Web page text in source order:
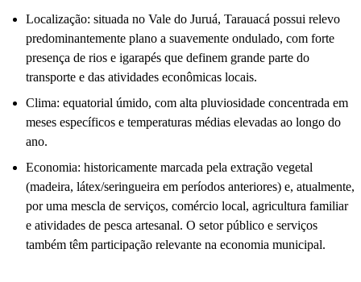
Localização: situada no Vale do Juruá, Tarauacá possui relevo
predominantemente plano a suavemente ondulado, com forte
presença de rios e igarapés que definem grande parte do
transporte e das atividades econômicas locais.
Clima: equatorial úmido, com alta pluviosidade concentrada em
meses específicos e temperaturas médias elevadas ao longo do
ano.
Economia: historicamente marcada pela extração vegetal
(madeira, látex/seringueira em períodos anteriores) e, atualmente,
por uma mescla de serviços, comércio local, agricultura familiar
e atividades de pesca artesanal. O setor público e serviços
também têm participação relevante na economia municipal.